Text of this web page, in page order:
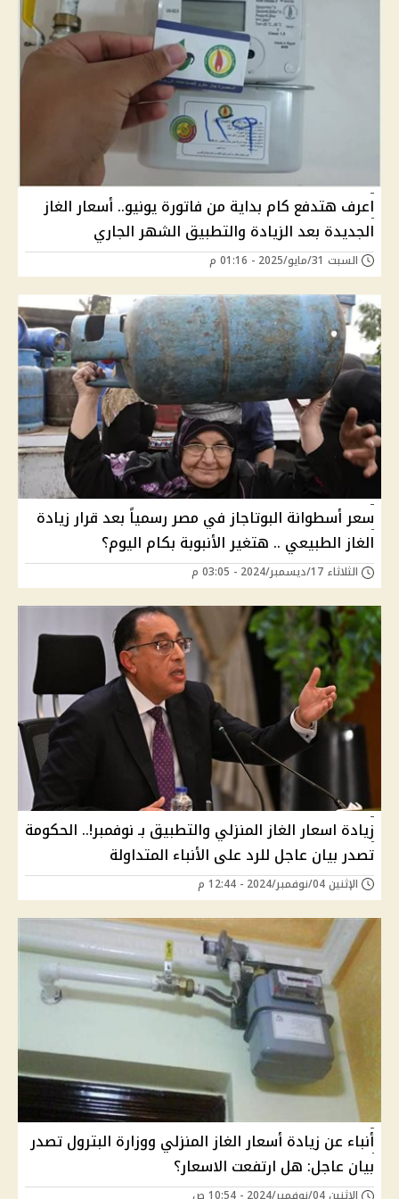
اعرف هتدفع كام بداية من فاتورة يونيو.. أسعار الغاز
الجديدة بعد الزيادة والتطبيق الشهر الجاري
السبت 31/مايو/2025 - 01:16 م
سعر أسطوانة البوتاجاز في مصر رسمياً بعد قرار زيادة
الغاز الطبيعي .. هتغير الأنبوبة بكام اليوم؟
الثلاثاء 17/ديسمبر/2024 - 03:05 م
زيادة اسعار الغاز المنزلي والتطبيق بـ نوفمبر!.. الحكومة
تصدر بيان عاجل للرد على الأنباء المتداولة
الإثنين 04/نوفمبر/2024 - 12:44 م
أنباء عن زيادة أسعار الغاز المنزلي ووزارة البترول تصدر
بيان عاجل: هل ارتفعت الاسعار؟